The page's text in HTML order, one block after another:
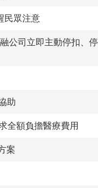
民眾注意
公司立即主動停扣、停
助
全額負擔醫療費用
案